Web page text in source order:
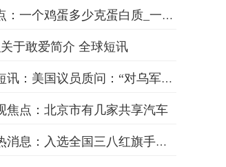
观热点：一个鸡蛋多少克蛋白质_一个鸡蛋多少克
于敢爱简介 全球短讯
每日短讯：美国议员质问：“对乌军援，尽头在哪里？”
焦点：北京市有几家共享汽车
天天热消息：入选全国三八红旗手，安徽是她们！